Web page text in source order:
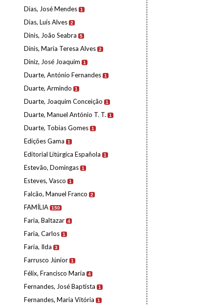
Dias, José Mendes 1
Dias, Luís Alves 2
Dinis, João Seabra 5
Dinis, Maria Teresa Alves 2
Diniz, José Joaquim 1
Duarte, António Fernandes 1
Duarte, Armindo 1
Duarte, Joaquim Conceição 1
Duarte, Manuel António T. T. 1
Duarte, Tobias Gomes 1
Edições Gama 1
Editorial Litúrgica Española 1
Estevão, Domingas 1
Esteves, Vasco 1
Falcão, Manuel Franco 2
FAMÍLIA 150
Faria, Baltazar 4
Faria, Carlos 1
Faria, Ilda 3
Farrusco Júnior 1
Félix, Francisco Maria 4
Fernandes, José Baptista 1
Fernandes, Maria Vitória 1